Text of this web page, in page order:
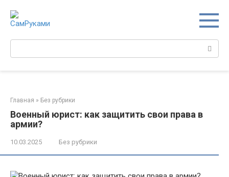
контенту
Главная » Без рубрики
Военный юрист: как защитить свои права в
армии?
10.03.2025 Без рубрики